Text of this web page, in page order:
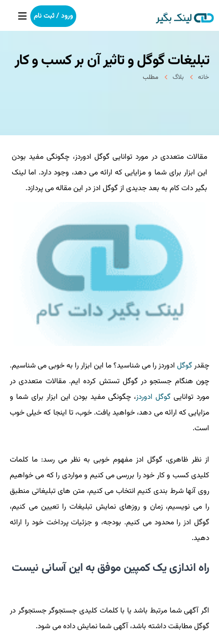
خانه
بکلینک
خدمات ما
درباره ما
آموزش
ورود / ثبت نام
تبلیغات گوگل و تاثیر آن بر کسب و کار
خانه بلاگ مطلب
مقالات متعددی در مورد توانایی گوگل ادوردز، چگونگی مفید بودن
این ابزار برای شما و مزایایی که ارائه می دهد، وجود دارد. اما لینک
بگیر دات کام به بعد جدیدی از گوگل ادز در این مقاله می پردازد.
چقدرگوگل ادوردز را می شناسید؟ ما این ابزار را به خوبی می شناسیم.
چون هنگام جستجو در گوگل تستش کرده ایم. مقالات متعددی در
مورد توانایی گوگل ادوردز، چگونگی مفید بودن این ابزار برای شما و
مزایایی که ارائه می دهد، خواهید یافت. خوب، تا اینجا که خیلی خوب
است.
از نظر ظاهری، گوگل ادز مفهوم خوبی به نظر می رسد: ما کلمات
کلیدی کسب و کار خود را بررسی می کنیم و مواردی را که می خواهیم
روی آنها شرط بندی کنیم انتخاب می کنیم، متن های تبلیغاتی منطبق
را می نویسیم، زمان و روزهای نمایش تبلیغات را تعیین می کنیم،
گوگل ادز را محدود می کنیم. بودجه، و جزئیات پرداخت خود را ارائه
دهید.
راه اندازی یک کمپین موفق به این آسانی نیست
اگر آگهی شما مرتبط باشد یا با کلمات کلیدی جستجوگر جستجوگر در
گوگل مطابقت داشته باشد، آگهی شما نمایش داده می شود.